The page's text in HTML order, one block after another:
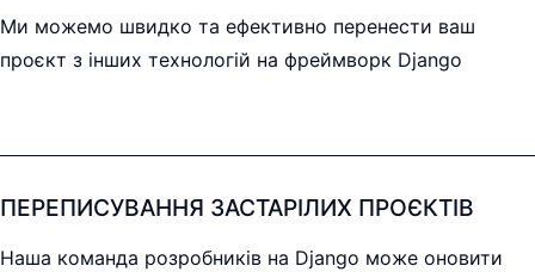
Ми можемо швидко та ефективно перенести ваш
проєкт з інших технологій на фреймворк Django
ПЕРЕПИСУВАННЯ ЗАСТАРІЛИХ ПРОЄКТІВ
Наша команда розробників на Django може оновити